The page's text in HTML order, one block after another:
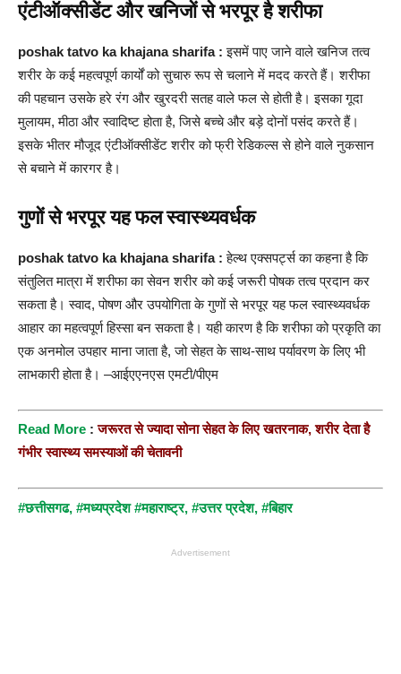
एंटीऑक्सीडेंट और खनिजों से भरपूर है शरीफा
poshak tatvo ka khajana sharifa :इसमें पाए जाने वाले खनिज तत्व
शरीर के कई महत्वपूर्ण कार्यों को सुचारु रूप से चलाने में मदद करते हैं। शरीफा
की पहचान उसके हरे रंग और खुरदरी सतह वाले फल से होती है। इसका गूदा
मुलायम, मीठा और स्वादिष्ट होता है, जिसे बच्चे और बड़े दोनों पसंद करते हैं।
इसके भीतर मौजूद एंटीऑक्सीडेंट शरीर को फ्री रेडिकल्स से होने वाले नुकसान
से बचाने में कारगर है।
गुणों से भरपूर यह फल स्वास्थ्यवर्धक
poshak tatvo ka khajana sharifa :हेल्थ एक्सपर्ट्स का कहना है कि
संतुलित मात्रा में शरीफा का सेवन शरीर को कई जरूरी पोषक तत्व प्रदान कर
सकता है। स्वाद, पोषण और उपयोगिता के गुणों से भरपूर यह फल स्वास्थ्यवर्धक
आहार का महत्वपूर्ण हिस्सा बन सकता है। यही कारण है कि शरीफा को प्रकृति का
एक अनमोल उपहार माना जाता है, जो सेहत के साथ-साथ पर्यावरण के लिए भी
लाभकारी होता है। –आईएएनएस एमटी/पीएम
Read More : जरूरत से ज्यादा सोना सेहत के लिए खतरनाक, शरीर देता है
गंभीर स्वास्थ्य समस्याओं की चेतावनी
#छत्तीसगढ, #मध्यप्रदेश #महाराष्ट्र, #उत्तर प्रदेश, #बिहार
Advertisement